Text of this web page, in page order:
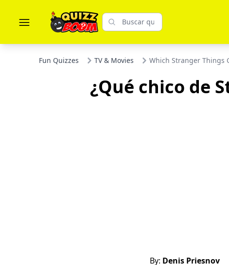
Fun Quizzes TV & Movies Which Stranger Things
¿Qué chico de
By: Denis Priesnov